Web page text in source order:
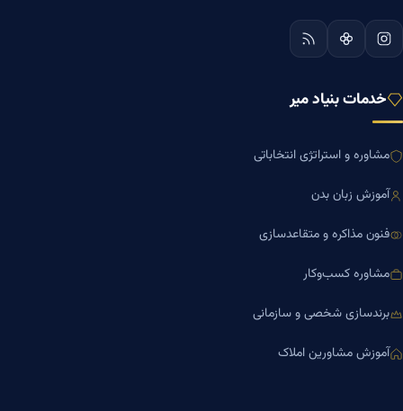
خدمات بنیاد میر
مشاوره و استراتژی انتخاباتی
آموزش زبان بدن
فنون مذاکره و متقاعدسازی
مشاوره کسب‌وکار
برندسازی شخصی و سازمانی
آموزش مشاورین املاک